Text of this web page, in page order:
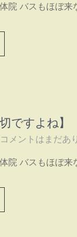
院 バスもほぼ
ですよね】
コメントはまだあ
院 バスもほぼ